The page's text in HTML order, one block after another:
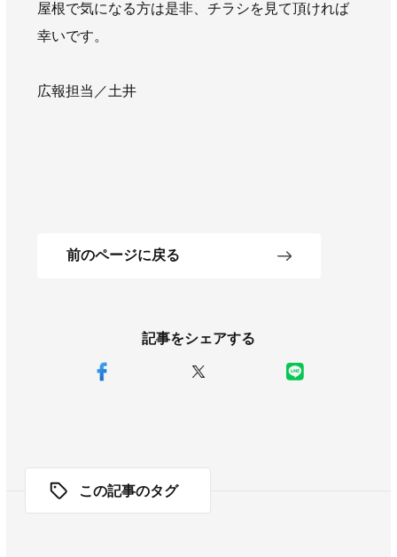
採用情報
新卒・第二新卒採用
協力会社募集
記事をシェアする
屋根で気になる方は是非、チラシを見て頂ければ
幸いです。
広報担当／土井
前のページに戻る
この記事のタグ